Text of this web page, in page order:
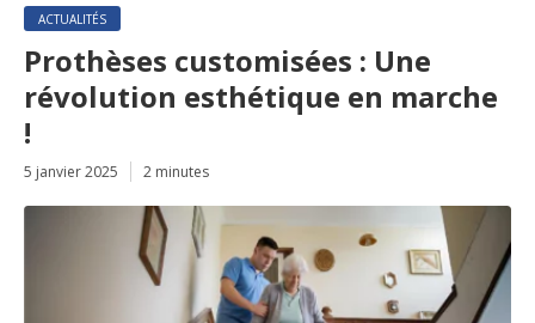
ACTUALITÉS
Prothèses customisées : Une
révolution esthétique en marche
!
5 janvier 2025 2 minutes